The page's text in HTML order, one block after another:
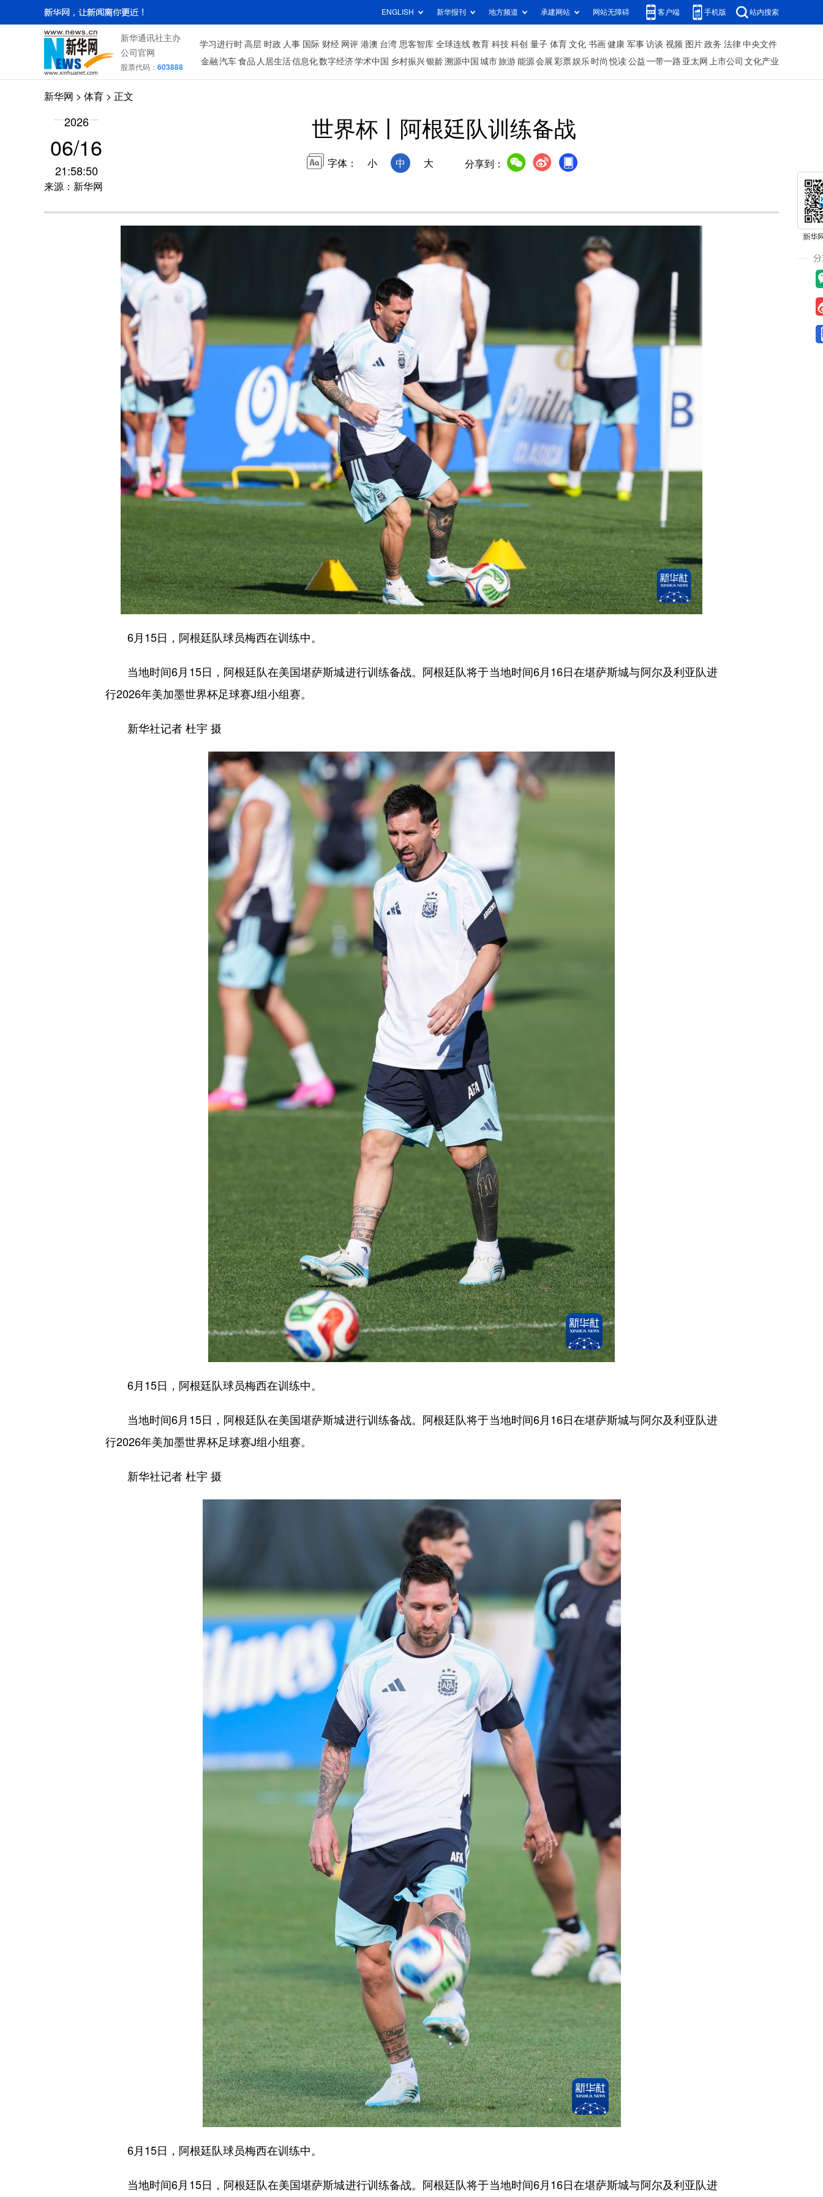
ENGLISH 新华报刊 地方频道 承建网站 网站无障碍 客户端 手机版 站内搜索
新华通讯社主办
公司官网
股票代码： 603888
学习进行时 高层 时政 人事 国际 财经 网评 港澳 台湾 思客智库 全球连线 教育 科技 科创 量子 体育 文化 书画 健康 军事 访谈 视频 图片 政务 法律 中央文件
金融 汽车 食品 人居生活信息化数字经济学术中国 乡村振兴银龄溯源中国 城市旅游 能源 会展 彩票娱乐 时尚 悦读 公益 一带一路 亚太网 上市公司 文化产业
新华网 > 体育 > 正文
2026
06/16
21:58:50
来源：新华网
世界杯丨阿根廷队训练备战
字体： 小 中 大 分享到：
6月15日，阿根廷队球员梅西在训练中。
当地时间6月15日，阿根廷队在美国堪萨斯城进行训练备战。阿根廷队将于当地时间6月16日在堪萨斯城与阿尔及利亚队进
行2026年美加墨世界杯足球赛J组小组赛。
新华社记者 杜宇 摄
6月15日，阿根廷队球员梅西在训练中。
当地时间6月15日，阿根廷队在美国堪萨斯城进行训练备战。阿根廷队将于当地时间6月16日在堪萨斯城与阿尔及利亚队进
行2026年美加墨世界杯足球赛J组小组赛。
新华社记者 杜宇 摄
6月15日，阿根廷队球员梅西在训练中。
当地时间6月15日，阿根廷队在美国堪萨斯城进行训练备战。阿根廷队将于当地时间6月16日在堪萨斯城与阿尔及利亚队进